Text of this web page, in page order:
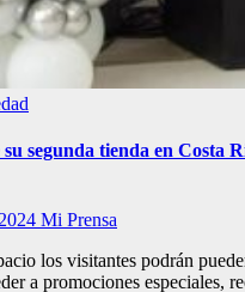
segunda tienda en Costa
Mi Prensa
los visitantes podrán
a promociones especiales,